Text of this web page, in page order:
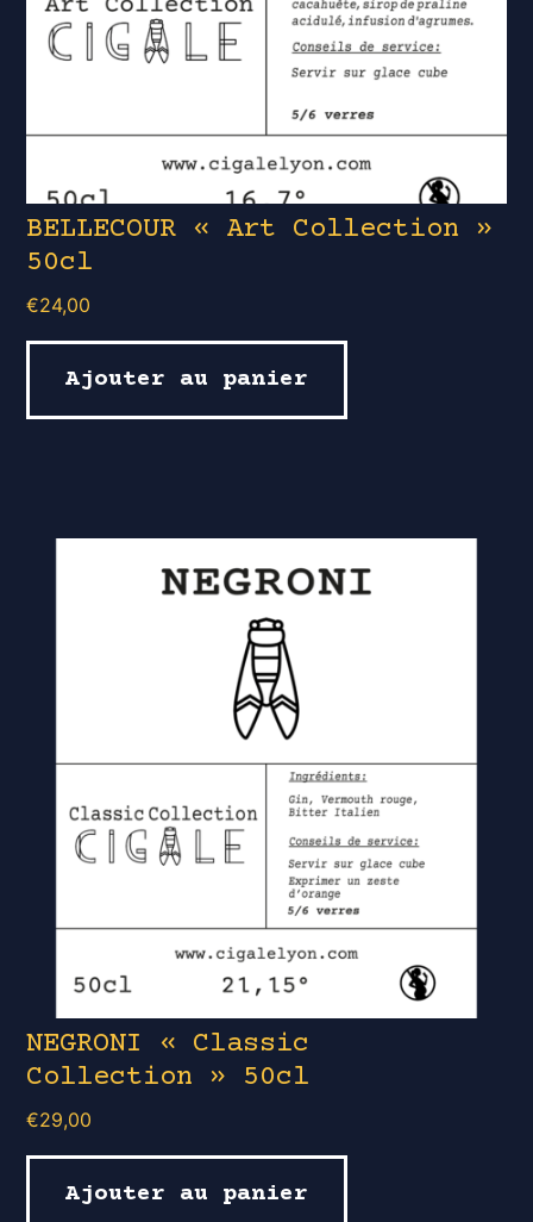
BELLECOUR « Art Collection »
50cl
€24,00
Ajouter au panier
NEGRONI « Classic
Collection » 50cl
€29,00
Ajouter au panier